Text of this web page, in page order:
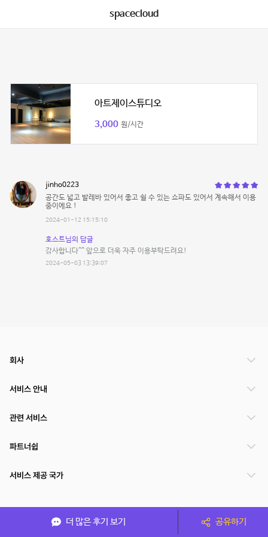
spacecloud
아트제이스튜디오
3,000 원/시간
jinho0223
공간도 넓고 발레바 있어서 좋고 쉴 수 있는 쇼파도 있어서 계속해서 이용
중이에요 !
2024-01-12 15:15:10
호스트님의 답글
감사합니다^^ 앞으로 더욱 자주 이용부탁드려요!
2024-05-03 13:39:07
더 많은 후기 보기 공유하기
회사
서비스 안내
관련 서비스
파트너쉽
서비스 제공 국가
(주)NSPACE 사업자정보